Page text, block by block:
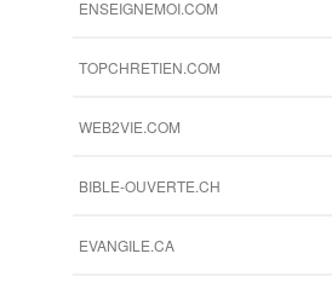
ENSEIGNEMOI.COM
TOPCHRETIEN.COM
WEB2VIE.COM
BIBLE-OUVERTE.CH
EVANGILE.CA